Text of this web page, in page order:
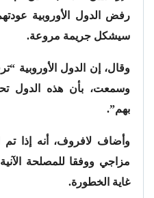
رفض الدول الأوروبية
سيشكل جريمة مروعة.
وقال، إن الدول الأوروبية
وسمعت، بأن هذه الدول
بهم”.
وأضاف لافروف، أنه إذا تم
مزاجي ووفقا للمصلحة
غاية الخطورة.